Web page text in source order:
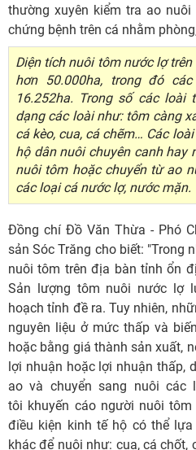
thường xuyên kiểm tra ao
chứng bệnh trên cá nhằm
Diện tích nuôi tôm nước lợ
hơn 50.000ha, trong đó
16.252ha. Trong số các
dạng các loài như: tôm càng
cá kèo, cua, cá chẽm… Các
hộ dân nuôi chuyên canh hay
nuôi tôm hoặc chuyển từ ao
các loại cá nước lợ, nước mặn.
Đồng chí Đồ Văn Thừa - Phó
sản Sóc Trăng cho biết: "Trong
nuôi tôm trên địa bàn tỉnh ổn
Sản lượng tôm nuôi nước lợ
hoạch tỉnh đề ra. Tuy nhiên,
nguyên liệu ở mức thấp và
hoặc bằng giá thành sản xuất,
lợi nhuận hoặc lợi nhuận thấp,
ao và chuyển sang nuôi các
tôi khuyến cáo người nuôi
điều kiện kinh tế hộ có thể
khác để nuôi như: cua, cá chốt,